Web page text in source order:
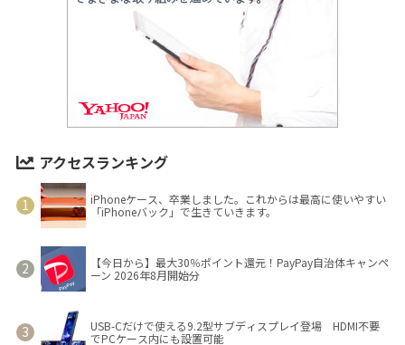
アクセスランキング
iPhoneケース、卒業しました。これからは最高に使いやすい
「iPhoneバック」で生きていきます。
【今日から】最大30％ポイント還元！PayPay自治体キャンペ
ーン 2026年8月開始分
USB-Cだけで使える9.2型サブディスプレイ登場 HDMI不要
でPCケース内にも設置可能